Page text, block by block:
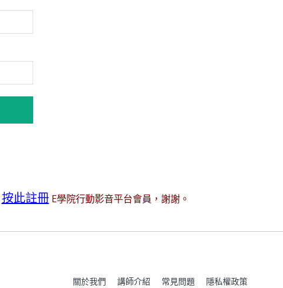
按此註冊E學院行動影音平台會員，謝謝。
關於我們 講師介紹 常見問題 隱私權政策